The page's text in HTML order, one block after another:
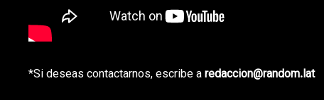
*Si deseas contactarnos, escribe aredaccion@random.lat